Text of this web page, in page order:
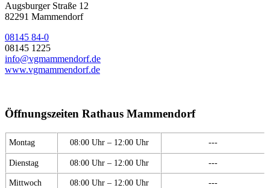
Augsburger Straße 12
82291 Mammendorf
08145 84-0
08145 1225
info@vgmammendorf.de
www.vgmammendorf.de
Öffnungszeiten Rathaus Mammendorf
Montag 08:00 Uhr – 12:00 Uhr ---
Dienstag 08:00 Uhr – 12:00 Uhr ---
Mittwoch 08:00 Uhr – 12:00 Uhr ---